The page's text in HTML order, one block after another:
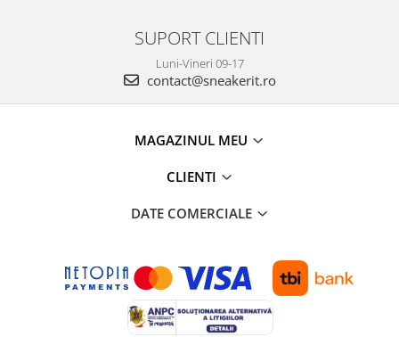
SUPORT CLIENTI
Luni-Vineri 09-17
contact@sneakerit.ro
MAGAZINUL MEU
CLIENTI
DATE COMERCIALE